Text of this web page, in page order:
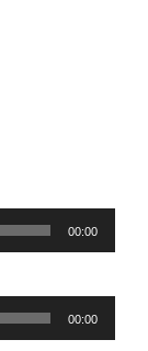
00:00
00:00